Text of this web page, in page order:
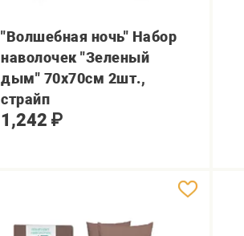
"Волшебная ночь" Набор
наволочек "Зеленый
дым" 70х70см 2шт.,
страйп
1,242 ₽